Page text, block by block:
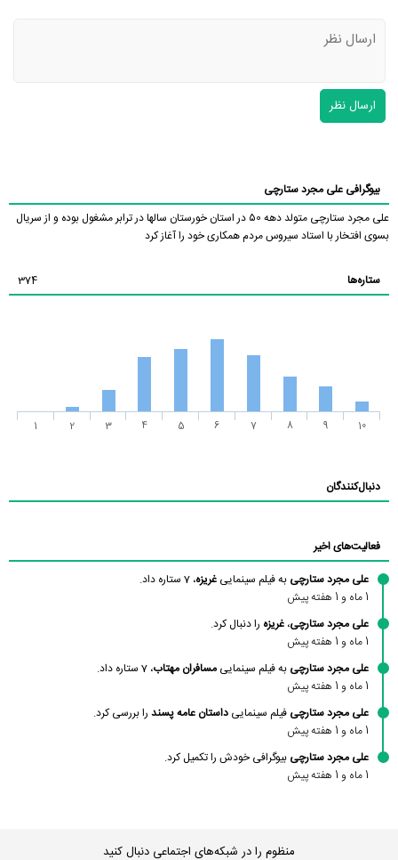
ارسال نظر
بیوگرافی علی مجرد ستارچی
علی مجرد ستارچی متولد دهه ۵0 در استان خورستان سالها در ترابر مشغول بوده و از سریال
بسوی افتخار با استاد سیروس مردم همکاری خود را آغاز کرد
ستاره‌ها 374
1 2 3 4 5 6 7 8 9 10
دنبال‌کنندگان
فعالیت‌های اخیر
علی مجرد ستارچی به فیلم سینمایی غریزه، 7 ستاره داد.
1 ماه و 1 هفته پیش
علی مجرد ستارچی، غریزه را دنبال کرد.
1 ماه و 1 هفته پیش
علی مجرد ستارچی به فیلم سینمایی مسافران مهتاب، 7 ستاره داد.
1 ماه و 1 هفته پیش
علی مجرد ستارچی فیلم سینمایی داستان عامه پسند را بررسی کرد.
1 ماه و 1 هفته پیش
علی مجرد ستارچی بیوگرافی خودش را تکمیل کرد.
1 ماه و 1 هفته پیش
منظوم را در شبکه‌های اجتماعی دنبال کنید